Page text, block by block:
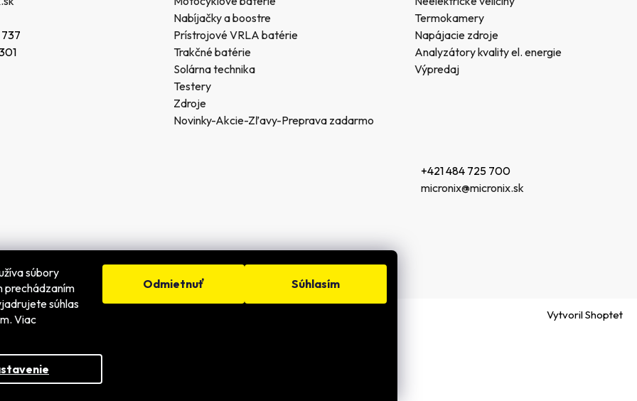
súbory
prechádzaním
súhlas
Viac
Odmietnuť Súhlasím
Nabíjačky a boostre
Prístrojové VRLA batérie
Trakčné batérie
Solárna technika
Testery
Zdroje
Novinky-Akcie-Zľavy-Preprava zadarmo
Termokamery
Napájacie zdroje
Analyzátory kvality el. energie
Výpredaj
+421 484 725 700
micronix@micronix.sk
Vytvoril Shoptet